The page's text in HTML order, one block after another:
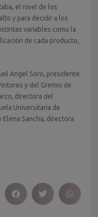
el nivel de los
y para decidir a los
variables como la
de cada producto,
Angel Soro, presidente
y del Gremio de
directora del
Universitaria de
Sancha, directora